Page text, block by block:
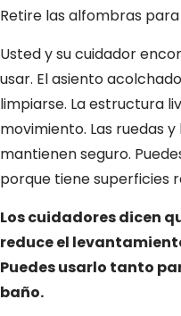
Retire las alfombras
Usted y su cuidador
usar. El asiento
limpiarse. La estructura
movimiento. Las ruedas
mantienen seguro.
porque tiene superficies
Los cuidadores dicen
reduce el
Puedes usarlo tanto
baño.